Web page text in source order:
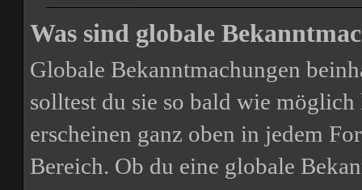
Was sind globale
Globale Bekanntmachungen
solltest du sie so bald wie
erscheinen ganz oben in jedem
Bereich. Ob du eine globale